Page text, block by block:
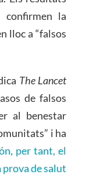
la
lloc a “falsos
The Lancet
de falsos
al benestar
i ha
per tant, el
prova de salut